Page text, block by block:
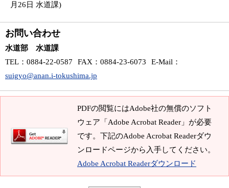
月26日 水道課)
お問い合わせ
水道部 水道課
TEL ：0884-22-0587 FAX ：0884-23-6073 E-Mail ：
suigyo@anan.i-tokushima.jp
PDFの閲覧にはAdobe社の無償のソフト
ウェア「Adobe Acrobat Reader」が必要
です。下記のAdobe Acrobat Readerダウ
ンロードページから入手してください。
Adobe Acrobat Readerダウンロード